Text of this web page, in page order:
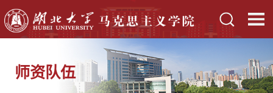
师资队伍